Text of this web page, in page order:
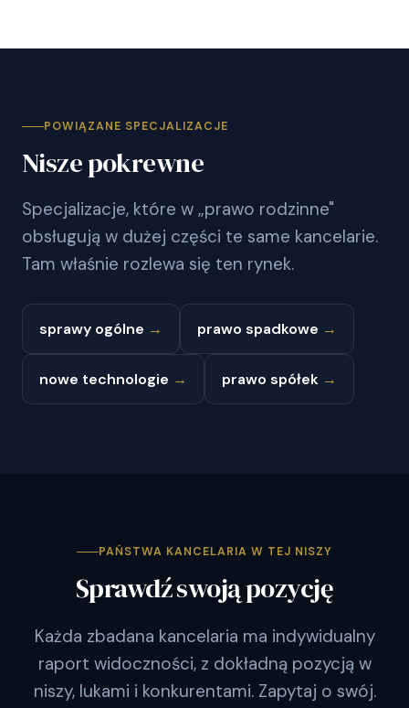
POWIĄZANE SPECJALIZACJE
Nisze pokrewne
Specjalizacje, które w „prawo rodzinne"
obsługują w dużej części te same kancelarie.
Tam właśnie rozlewa się ten rynek.
sprawy ogólne → prawo spadkowe →
nowe technologie → prawo spółek →
PAŃSTWA KANCELARIA W TEJ NISZY
Sprawdź swoją pozycję
Każda zbadana kancelaria ma indywidualny
raport widoczności, z dokładną pozycją w
niszy, lukami i konkurentami. Zapytaj o swój.